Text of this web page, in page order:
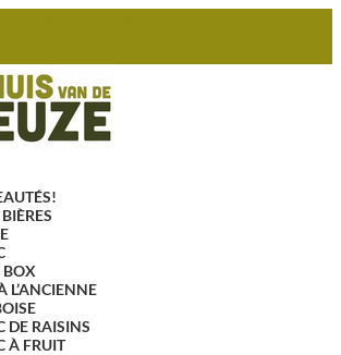
BOX
L’ANCIENNE
DE RAISINS
À FRUIT